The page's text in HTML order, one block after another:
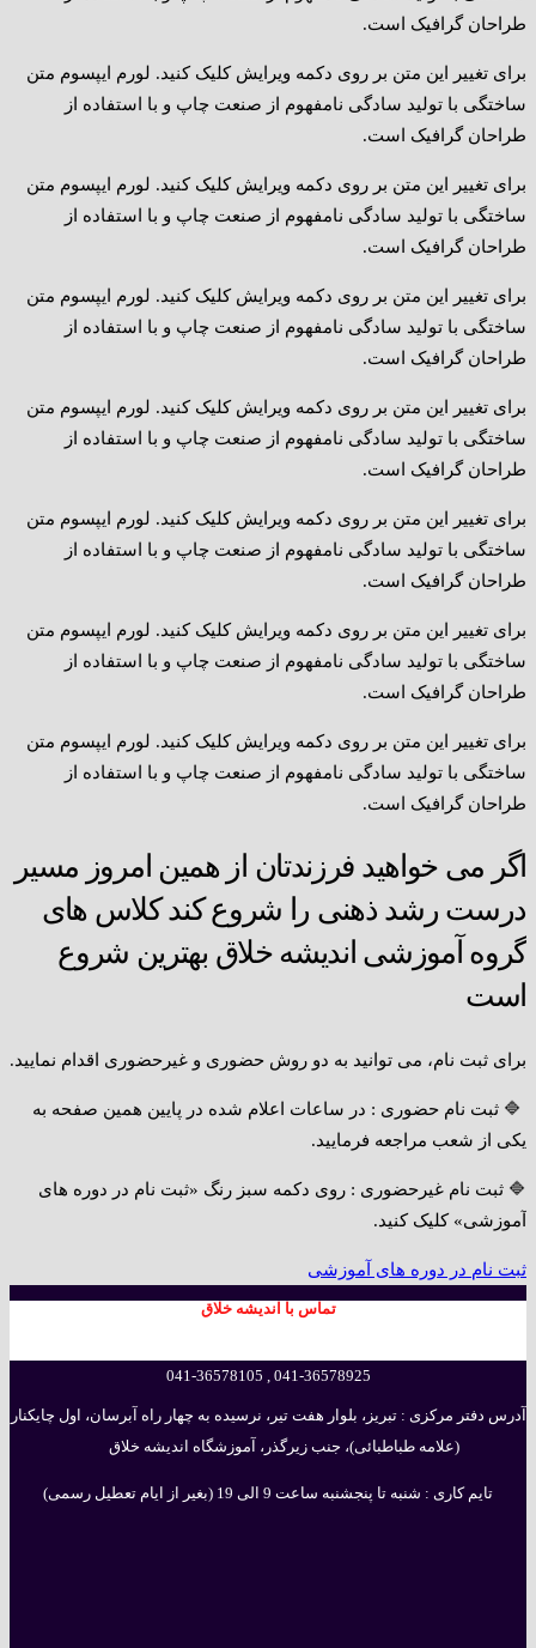
طراحان گرافیک است.
برای تغییر این متن بر روی دکمه ویرایش کلیک کنید. لورم ایپسوم متن
ساختگی با تولید سادگی نامفهوم از صنعت چاپ و با استفاده از
طراحان گرافیک است.
برای تغییر این متن بر روی دکمه ویرایش کلیک کنید. لورم ایپسوم متن
ساختگی با تولید سادگی نامفهوم از صنعت چاپ و با استفاده از
طراحان گرافیک است.
برای تغییر این متن بر روی دکمه ویرایش کلیک کنید. لورم ایپسوم متن
ساختگی با تولید سادگی نامفهوم از صنعت چاپ و با استفاده از
طراحان گرافیک است.
برای تغییر این متن بر روی دکمه ویرایش کلیک کنید. لورم ایپسوم متن
ساختگی با تولید سادگی نامفهوم از صنعت چاپ و با استفاده از
طراحان گرافیک است.
برای تغییر این متن بر روی دکمه ویرایش کلیک کنید. لورم ایپسوم متن
ساختگی با تولید سادگی نامفهوم از صنعت چاپ و با استفاده از
طراحان گرافیک است.
برای تغییر این متن بر روی دکمه ویرایش کلیک کنید. لورم ایپسوم متن
ساختگی با تولید سادگی نامفهوم از صنعت چاپ و با استفاده از
طراحان گرافیک است.
برای تغییر این متن بر روی دکمه ویرایش کلیک کنید. لورم ایپسوم متن
ساختگی با تولید سادگی نامفهوم از صنعت چاپ و با استفاده از
طراحان گرافیک است.
اگر می خواهید فرزندتان از همین امروز مسیر
درست رشد ذهنی را شروع کند کلاس های
گروه آموزشی اندیشه خلاق بهترین شروع
است
برای ثبت نام، می توانید به دو روش حضوری و غیرحضوری اقدام نمایید.
🔷 ثبت نام حضوری : در ساعات اعلام شده در پایین همین صفحه به
یکی از شعب مراجعه فرمایید.
🔷 ثبت نام غیرحضوری : روی دکمه سبز رنگ «ثبت نام در دوره های
آموزشی» کلیک کنید.
ثبت نام در دوره های آموزشی
تماس با اندیشه خلاق
041-36578925 , 041-36578105
آدرس دفتر مرکزی : تبریز، بلوار هفت تیر، نرسیده به چهار راه آبرسان، اول چایکنار
(علامه طباطبائی)، جنب زیرگذر، آموزشگاه اندیشه خلاق
تایم کاری : شنبه تا پنجشنبه ساعت 9 الی 19 (بغیر از ایام تعطیل رسمی)